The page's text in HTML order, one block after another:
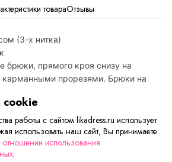
товараОтзывы
(3-х нитка)
брюки, прямого кроя снизу на
прорезями. Брюки на
Однотонный цвет брюк разбавляет
Комфортные и практичные брюки
отдыха, так и для спорта.
шву ок.83 см
дефекта на ткани
работы с сайтом likadress.ru использует
использовать наш сайт, Вы принимаете
использования
.